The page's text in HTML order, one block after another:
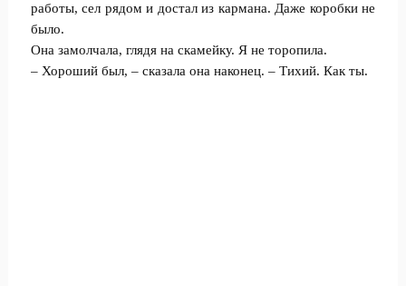
работы, сел рядом и достал из кармана. Даже коробки не
было.
Она замолчала, глядя на скамейку. Я не торопила.
– Хороший был, – сказала она наконец. – Тихий. Как ты.